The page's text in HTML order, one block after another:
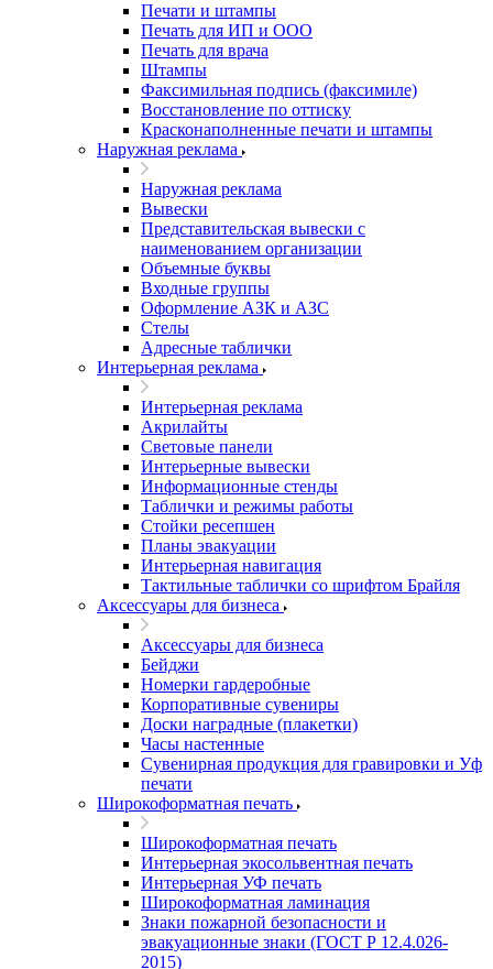
Печати и штампы
Печать для ИП и ООО
Печать для врача
Штампы
Факсимильная подпись (факсимиле)
Восстановление по оттиску
Красконаполненные печати и штампы
Наружная реклама
Наружная реклама
Вывески
Представительская вывески с
наименованием организации
Объемные буквы
Входные группы
Оформление АЗК и АЗС
Стелы
Адресные таблички
Интерьерная реклама
Интерьерная реклама
Акрилайты
Световые панели
Интерьерные вывески
Информационные стенды
Таблички и режимы работы
Стойки ресепшен
Планы эвакуации
Интерьерная навигация
Тактильные таблички со шрифтом Брайля
Аксессуары для бизнеса
Аксессуары для бизнеса
Бейджи
Номерки гардеробные
Корпоративные сувениры
Доски наградные (плакетки)
Часы настенные
Сувенирная продукция для гравировки и Уф
печати
Широкоформатная печать
Широкоформатная печать
Интерьерная экосольвентная печать
Интерьерная УФ печать
Широкоформатная ламинация
Знаки пожарной безопасности и
эвакуационные знаки (ГОСТ Р 12.4.026-
2015)